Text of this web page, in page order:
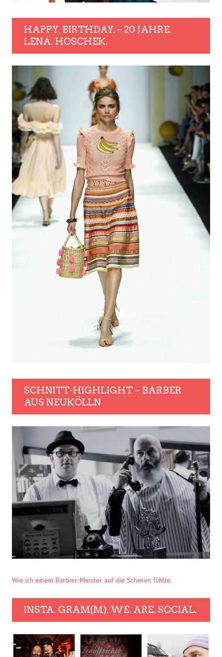
HAPPY. BIRTHDAY. – 20 JAHRE.
LENA. HOSCHEK.
SCHNITT-HIGHLIGHT – BARBER
AUS NEUKÖLLN
Wie ich einem Barbier-Meister auf die Scheren fühlte.
INSTA. GRAM(M). WE. ARE. SOCIAL.